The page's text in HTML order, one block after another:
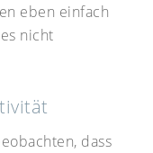
eben einfach
nicht
dass